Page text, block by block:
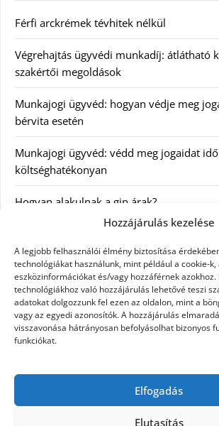
Hozzájárulás kezelése
A legjobb felhasználói élmény biztosítása
technológiákat használunk, mint például a cookie-
eszközinformációkat és/vagy hozzáférnek azokhoz.
technológiákhoz való hozzájárulás lehetővé teszi
adatokat dolgozzunk fel ezen az oldalon, mint a
vagy az egyedi azonosítók. A hozzájárulás
visszavonása hátrányosan befolyásolhat bizonyos
funkciókat.
Elfogadás
Elutasítás
Férfi arckrémek tévhitek nélkül
Végrehajtás ügyvédi munkadíj: átlátható
szakértői megoldások
Munkajogi ügyvéd: hogyan védje meg
bérvita esetén
Munkajogi ügyvéd: védd meg jogaidat
költséghatékonyan
Hogyan alakulnak a gin árak?
Kategóriák
Egészség
Hírek
Internet
Szolgáltatás
Webáruház